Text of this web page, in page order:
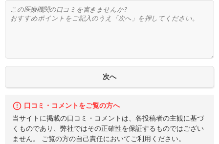
口コミ・コメントをご覧の方へ
当サイトに掲載の口コミ・コメントは、各投稿者の主観に基づ
くものであり、弊社ではその正確性を保証するものではござい
ません。 ご覧の方の自己責任においてご利用ください。